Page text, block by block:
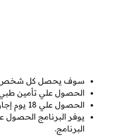
سوف يحصل كل شخص
الحصول علي تأمين
الحصول علي 18 يوم إجازة خلال فترة التدريب.
يوفر البرنامج
البرنامج.